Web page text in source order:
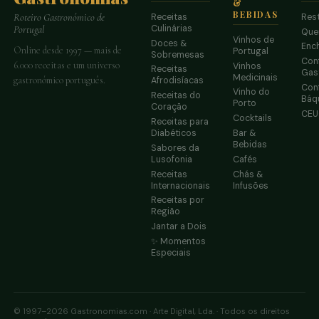
Roteiro Gastronómico de
Portugal
Online desde 1997 — mais de
6.000 receitas e um universo
gastronómico português.
Receitas
Culinárias
Doces &
Sobremesas
Receitas
Afrodisíacas
Receitas do
Coração
Receitas para
Diabéticos
Sabores da
Lusofonia
Receitas
Internacionais
Receitas por
Região
Jantar a Dois
✨ Momentos
Especiais
&
BEBIDAS
Vinhos de
Portugal
Vinhos
Medicinais
Vinho do
Porto
Cocktails
Bar &
Bebidas
Cafés
Chás &
Infusões
© 1997–2026 Gastronomias.com · Arte Digital, Lda. · Todos os direitos